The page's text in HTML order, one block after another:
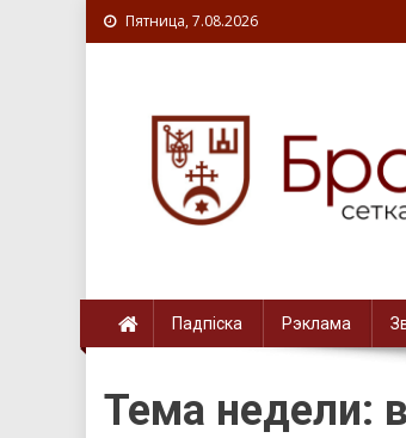
Пятница, 7.08.2026
Падпіска Рэклама
Тема недели: